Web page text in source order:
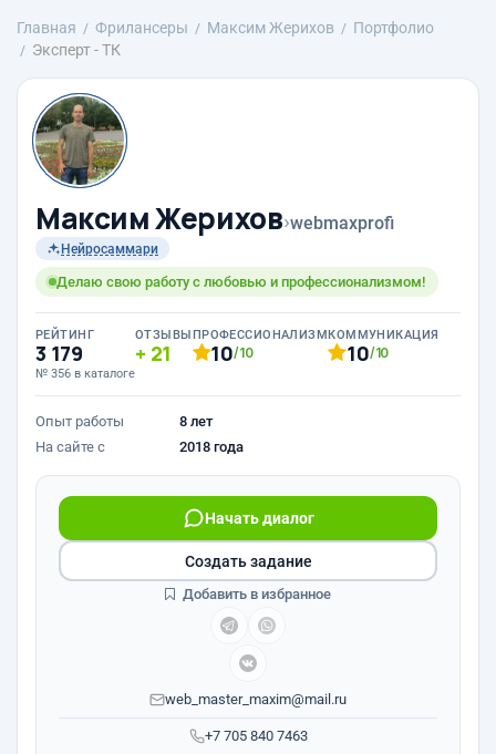
Главная Фрилансеры Максим Жерихов
Портфолио
Эксперт - ТК
Максим Жерихов›webmaxprofi
Нейросаммари
Делаю свою работу с любовью и профессионализмом!
РЕЙТИНГ
3 179
№ 356 в каталоге
ОТЗЫВЫ
21
ПРОФЕССИОНАЛИЗМ
10/10
КОММУНИКАЦИЯ
10/10
Опыт работы
8 лет
На сайте с
2018 года
+7 705 840 7463
Начать диалог
web_master_maxim@mail.ru
Создать задание
Добавить в избранное